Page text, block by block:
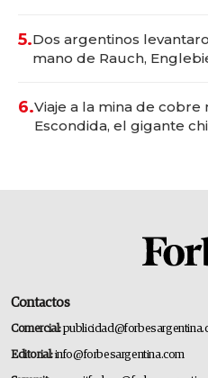
5.Dos argentinos
mano de Rauch,
6.Viaje a la mina de
Escondida, el gigante
Contactos
Comercial:
Editorial:info@forbesargentina.com